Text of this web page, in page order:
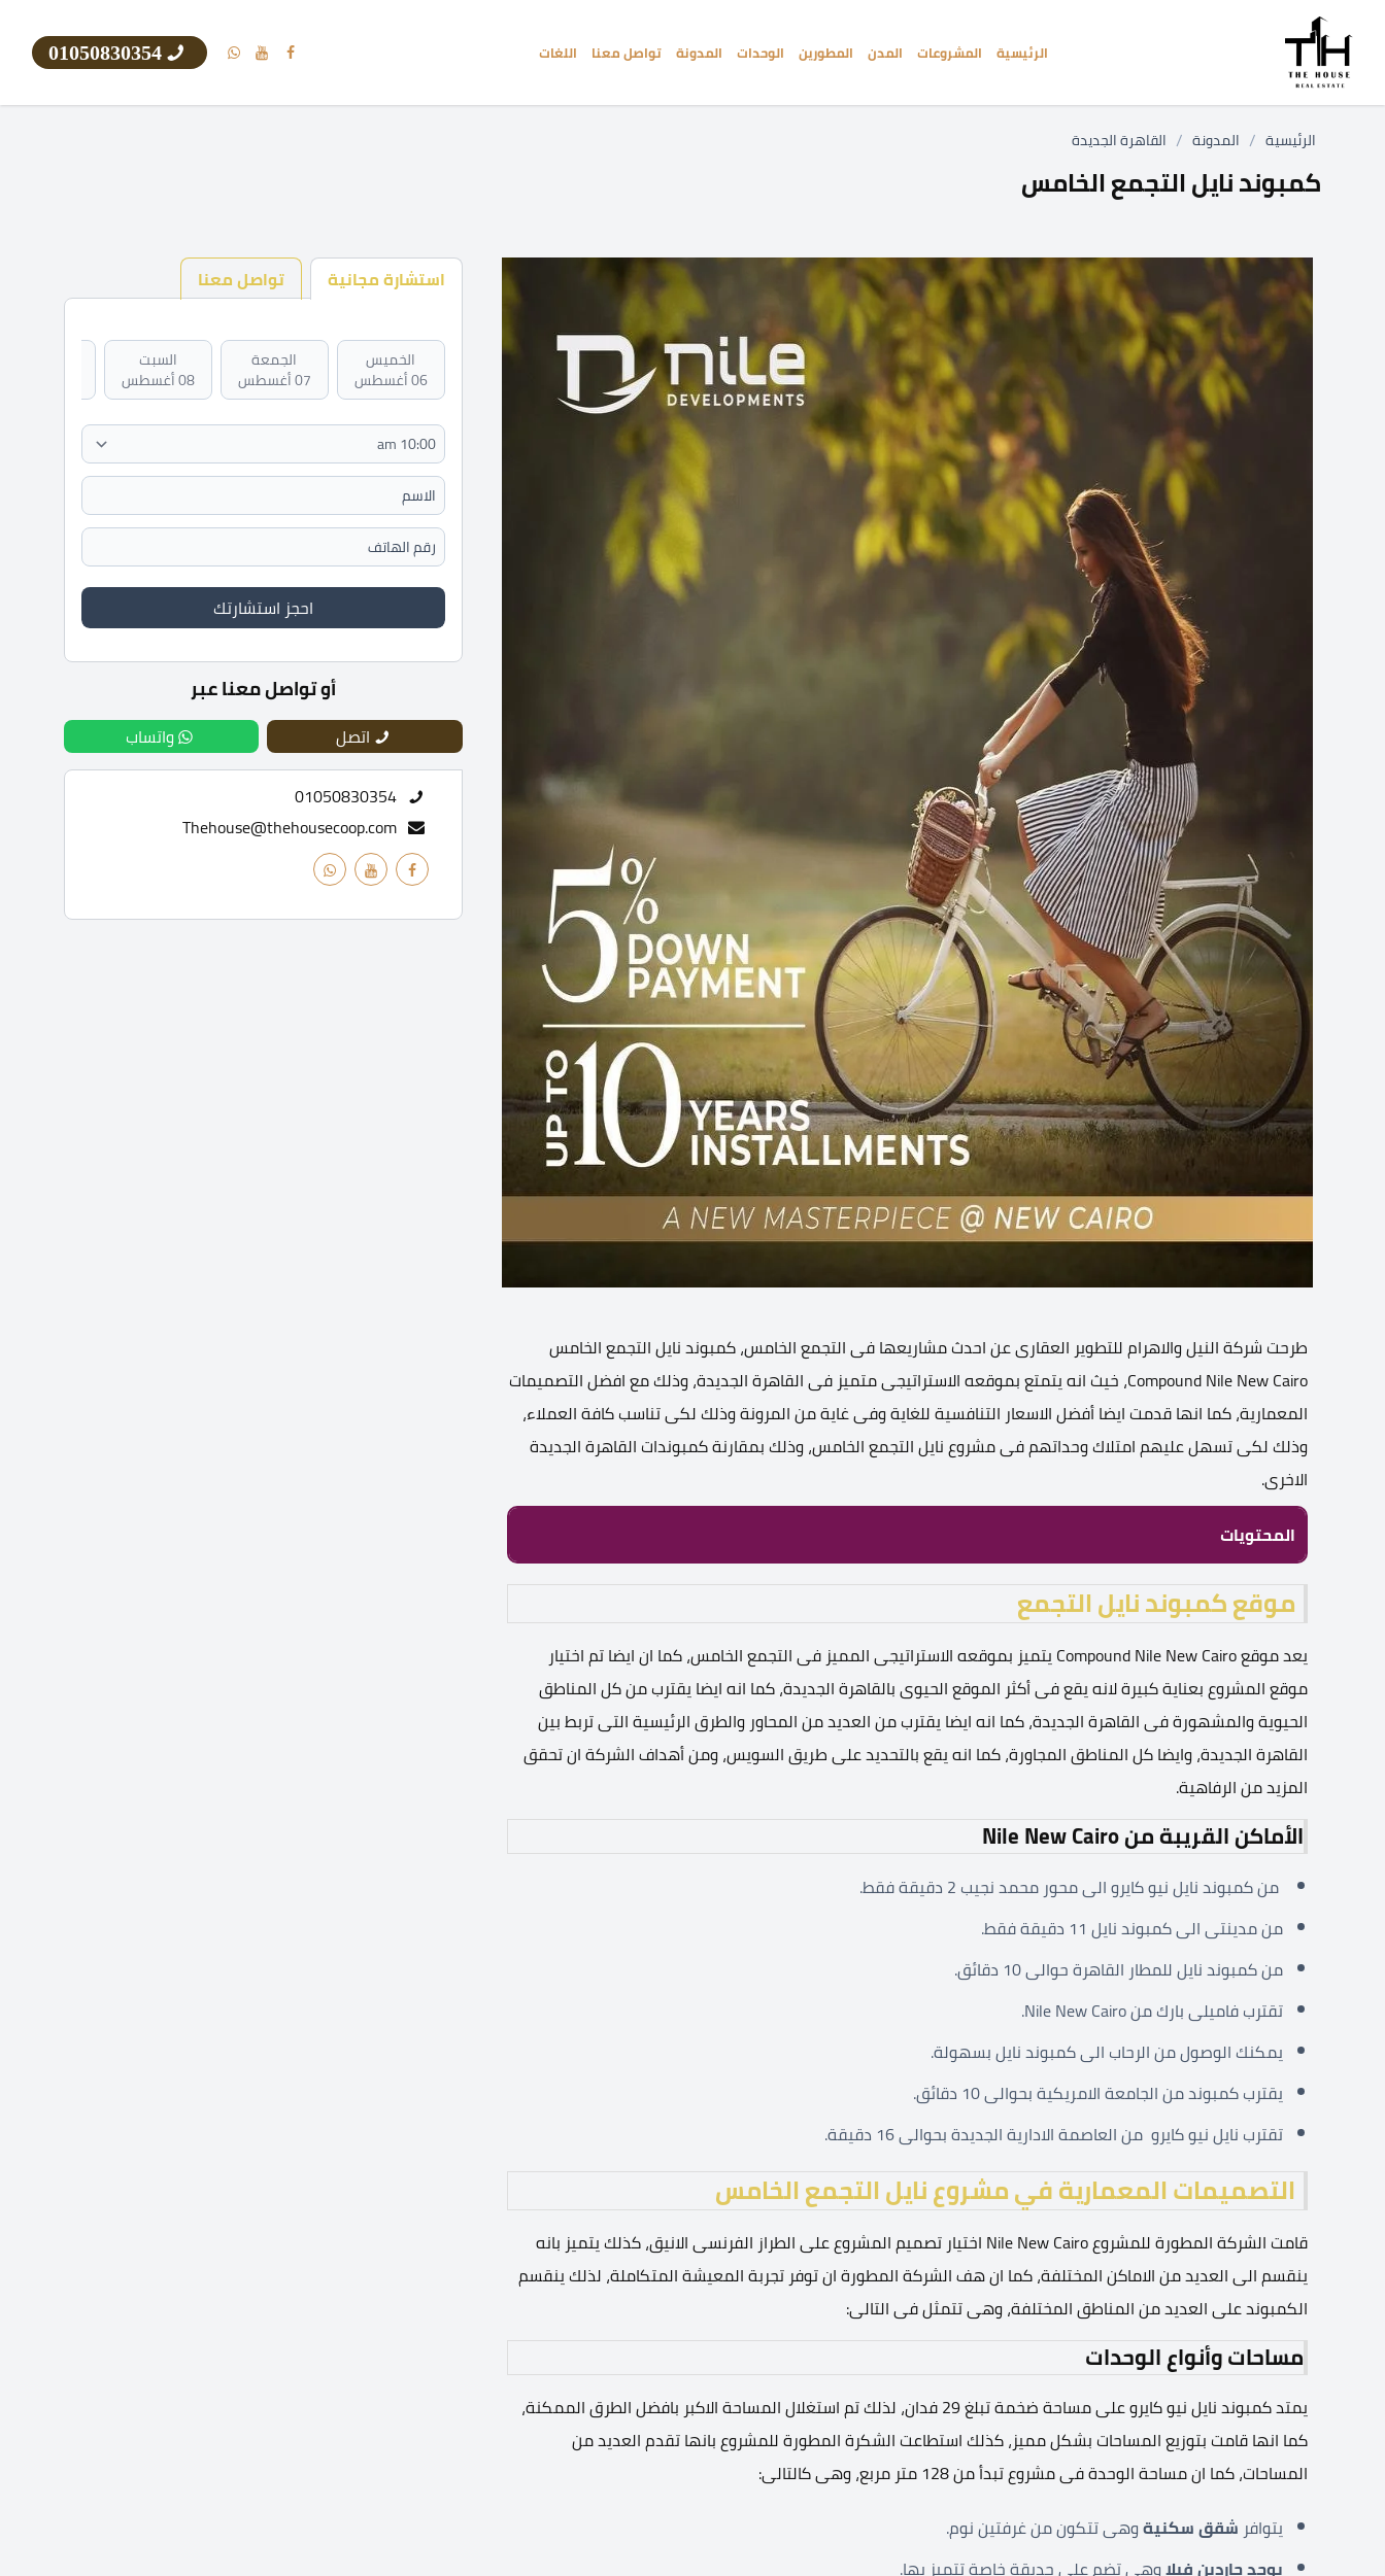
الرئيسية المشروعات المدن المطورين الوحدات المدونة تواصل معنا اللغات 01050830354
الرئيسية / المدونة / القاهرة الجديدة
كمبوند نايل التجمع الخامس
طرحت شركة النيل والاهرام للتطوير العقارى عن احدث مشاريعها فى التجمع الخامس، كمبوند نايل التجمع الخامس
Compound Nile New Cairo، خيث انه يتمتع بموقعه الاستراتيجى متميز فى القاهرة الجديدة، وذلك مع افضل التصميمات
المعمارية، كما انها قدمت ايضا أفضل الاسعار التنافسية للغاية وفى غاية من المرونة وذلك لكى تناسب كافة العملاء،
وذلك لكى تسهل عليهم امتلاك وحداتهم فى مشروع نايل التجمع الخامس، وذلك بمقارنة كمبوندات القاهرة الجديدة
الاخرى.
المحتويات
موقع كمبوند نايل التجمع
يعد موقع Compound Nile New Cairo يتميز بموقعه الاستراتيجى المميز فى التجمع الخامس، كما ان ايضا تم اختيار
موقع المشروع بعناية كبيرة لانه يقع فى أكثر الموقع الحيوى بالقاهرة الجديدة، كما انه ايضا يقترب من كل المناطق
الحيوية والمشهورة فى القاهرة الجديدة، كما انه ايضا يقترب من العديد من المحاور والطرق الرئيسية التى تربط بين
القاهرة الجديدة، وايضا كل المناطق المجاورة، كما انه يقع بالتحديد على طريق السويس، ومن أهداف الشركة ان تحقق
المزيد من الرفاهية.
الأماكن القريبة من Nile New Cairo
من كمبوند نايل نيو كايرو الى محور محمد نجيب 2 دقيقة فقط.
من مدينتى الى كمبوند نايل 11 دقيقة فقط.
من كمبوند نايل للمطار القاهرة حوالى 10 دقائق.
تقترب فاميلى بارك من Nile New Cairo.
يمكنك الوصول من الرحاب الى كمبوند نايل بسهولة.
يقترب كمبوند من الجامعة الامريكية بحوالى 10 دقائق.
تقترب نايل نيو كايرو من العاصمة الادارية الجديدة بحوالى 16 دقيقة.
التصميمات المعمارية في مشروع نايل التجمع الخامس
قامت الشركة المطورة للمشروع Nile New Cairo اختيار تصميم المشروع على الطراز الفرنسى الانيق، كذلك يتميز بانه
ينقسم الى العديد من الاماكن المختلفة، كما ان هف الشركة المطورة ان توفر تجربة المعيشة المتكاملة، لذلك ينقسم
الكمبوند على العديد من المناطق المختلفة، وهى تتمثل فى التالى:
مساحات وأنواع الوحدات
يمتد كمبوند نايل نيو كايرو على مساحة ضخمة تبلغ 29 فدان، لذلك تم استغلال المساحة الاكبر بافضل الطرق الممكنة،
كما انها قامت بتوزيع المساحات بشكل مميز، كذلك استطاعت الشكرة المطورة للمشروع بانها تقدم العديد من
المساحات، كما ان مساحة الوحدة فى مشروع تبدأ من 128 متر مربع، وهى كالتالى:
يتوافر شقق سكنيةوهى تتكون من غرفتين نوم.
يوجد جاردين فيلاوهى تضم على حديقة خاصة تتميز بها.
استشارة مجانية تواصل معنا
الخميس
06 أغسطس
الجمعة
07 أغسطس
السبت
08 أغسطس
احجز استشارتك
أو تواصل معنا عبر
اتصل
واتساب
01050830354
Thehouse@thehousecoop.com